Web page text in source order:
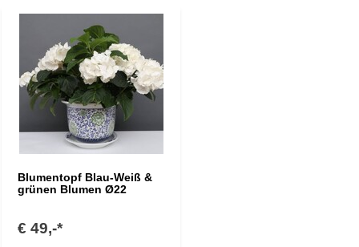
Blumentopf Blau-Weiß &
grünen Blumen Ø22
€ 49,-*